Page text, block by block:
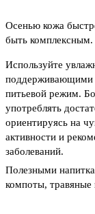
Осенью кожа
быть комплексным.
Используйте
поддерживающими
питьевой режим.
употреблять
ориентируясь на
активности и
заболеваний.
Полезными
компоты, травяные